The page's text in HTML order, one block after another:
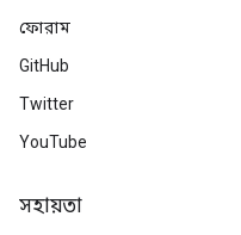
ফোরাম
GitHub
Twitter
YouTube
সহায়তা